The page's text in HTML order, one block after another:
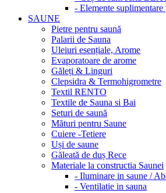
- Elemente suplimentare
SAUNE
Pietre pentru saună
Palarii de Sauna
Uleiuri esențiale, Arome
Evaporatoare de arome
Găleți & Linguri
Clepsidra & Termohigrometre
Textil RENTO
Textile de Sauna si Bai
Seturi de saună
Mături pentru Saune
Cuiere -Tetiere
Uși de saune
Găleată de duș Rece
Materiale la constructia Saunei
- Iluminare in saune /
- Ventilatie in sauna